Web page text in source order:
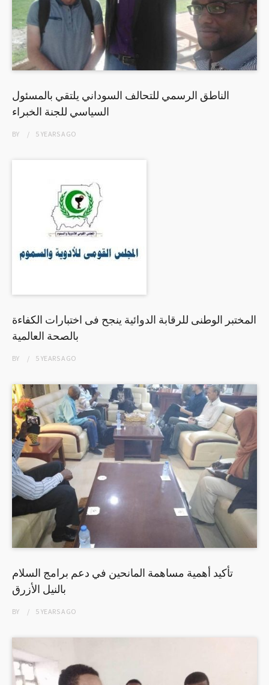
الناطق الرسمي للتحالف السوداني يلتقي بالمسئول
السياسي للجنة الخبراء
BY 5 YEARSAGO
المختبر الوطنى للرقابة الدوائية ينجح فى اختبارات الكفاءة
بالصحة العالمية
BY 5 YEARSAGO
تأكيد أهمية مساهمة المانحين في دعم برامج السلام
بالنيل الأزرق
BY 5 YEARSAGO